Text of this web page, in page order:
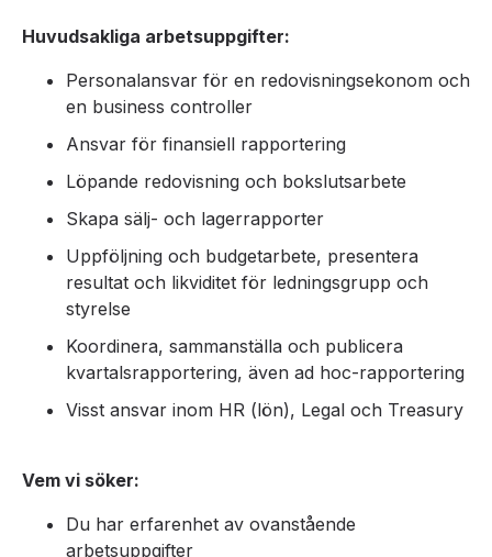
Huvudsakliga arbetsuppgifter:
Personalansvar för en redovisningsekonom och
en business controller
Ansvar för finansiell rapportering
Löpande redovisning och bokslutsarbete
Skapa sälj- och lagerrapporter
Uppföljning och budgetarbete, presentera
resultat och likviditet för ledningsgrupp och
styrelse
Koordinera, sammanställa och publicera
kvartalsrapportering, även ad hoc-rapportering
Visst ansvar inom HR (lön), Legal och Treasury
Vem vi söker:
Du har erfarenhet av ovanstående
arbetsuppgifter